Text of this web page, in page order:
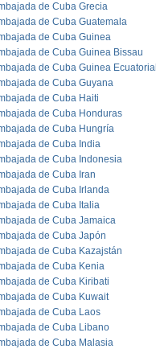
de Cuba Grecia
de Cuba Guatemala
de Cuba Guinea
de Cuba Guinea Bissau
de Cuba Guinea Ecuatorial
de Cuba Guyana
de Cuba Haiti
de Cuba Honduras
de Cuba Hungría
de Cuba India
de Cuba Indonesia
de Cuba Iran
de Cuba Irlanda
de Cuba Italia
de Cuba Jamaica
de Cuba Japón
de Cuba Kazajstán
de Cuba Kenia
de Cuba Kiribati
de Cuba Kuwait
de Cuba Laos
de Cuba Libano
de Cuba Malasia